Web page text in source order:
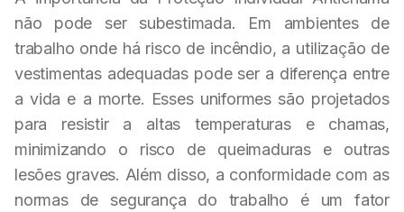
não pode ser subestimada. Em ambientes de
trabalho onde há risco de incêndio, a utilização de
vestimentas adequadas pode ser a diferença entre
a vida e a morte. Esses uniformes são projetados
para resistir a altas temperaturas e chamas,
minimizando o risco de queimaduras e outras
lesões graves. Além disso, a conformidade com as
normas de segurança do trabalho é um fator